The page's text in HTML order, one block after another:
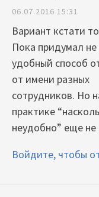
06.07.2016 15:31
Вариант кстати
Пока придумал не
удобный способ
от имени разных
сотрудников. Но
практике
неудобно” еще не
Войдите, чтобы